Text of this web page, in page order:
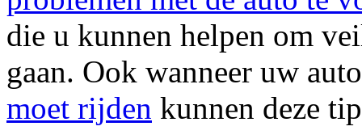
die u kunnen helpen om
gaan. Ook wanneer uw
moet rijden kunnen deze